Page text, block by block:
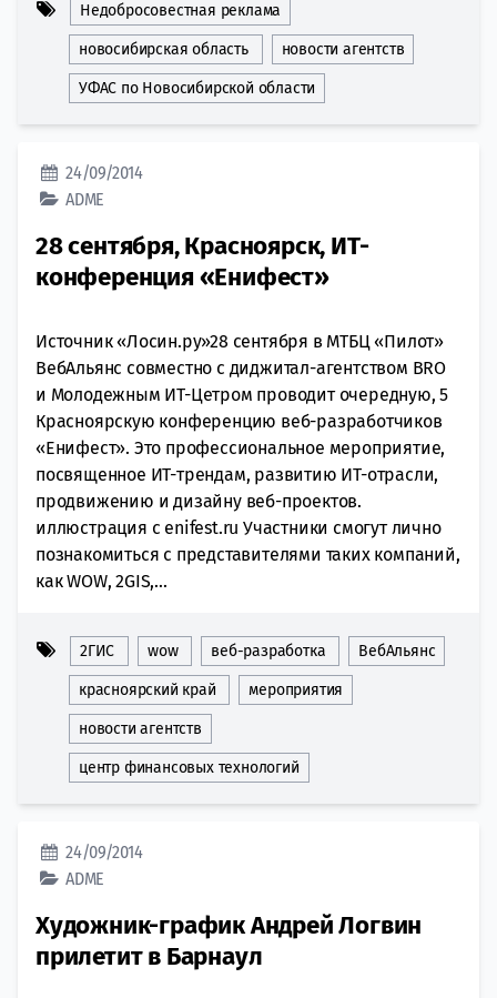
Недобросовестная реклама
новосибирская область новости агентств
УФАС по Новосибирской области
24/09/2014
ADME
28 сентября, Красноярск, ИТ-
конференция «Енифест»
Источник «Лосин.ру»28 сентября в МТБЦ «Пилот»
ВебАльянс совместно с диджитал-агентством BRO
и Молодежным ИТ-Цетром проводит очередную, 5
Красноярскую конференцию веб-разработчиков
«Енифест». Это профессиональное мероприятие,
посвященное ИТ-трендам, развитию ИТ-отрасли,
продвижению и дизайну веб-проектов.
иллюстрация с enifest.ru Участники смогут лично
познакомиться с представителями таких компаний,
как WOW, 2GIS,...
2ГИС wow веб-разработка ВебАльянс
красноярский край мероприятия
новости агентств
центр финансовых технологий
24/09/2014
ADME
Художник-график Андрей Логвин
прилетит в Барнаул